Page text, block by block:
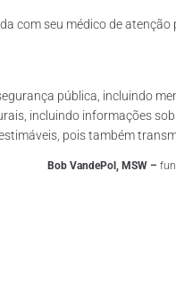
com seu médico de
pública, incluindo
incluindo informações
pois também
Bob VandePol, MSW –